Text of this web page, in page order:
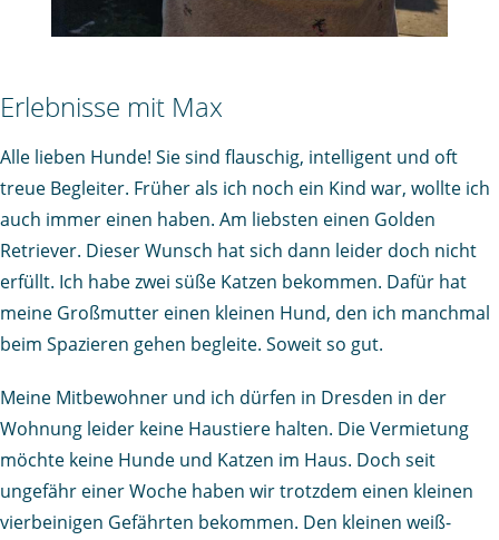
Erlebnisse mit Max
Alle lieben Hunde! Sie sind flauschig, intelligent und oft
treue Begleiter. Früher als ich noch ein Kind war, wollte ich
auch immer einen haben. Am liebsten einen Golden
Retriever. Dieser Wunsch hat sich dann leider doch nicht
erfüllt. Ich habe zwei süße Katzen bekommen. Dafür hat
meine Großmutter einen kleinen Hund, den ich manchmal
beim Spazieren gehen begleite. Soweit so gut.
Meine Mitbewohner und ich dürfen in Dresden in der
Wohnung leider keine Haustiere halten. Die Vermietung
möchte keine Hunde und Katzen im Haus. Doch seit
ungefähr einer Woche haben wir trotzdem einen kleinen
vierbeinigen Gefährten bekommen. Den kleinen weiß-